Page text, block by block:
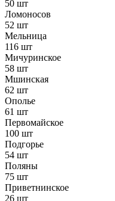
50 шт
Ломоносов
52 шт
Мельница
116 шт
Мичуринское
58 шт
Мшинская
62 шт
Ополье
61 шт
Первомайское
100 шт
Подгорье
54 шт
Поляны
75 шт
Приветнинское
26 шт